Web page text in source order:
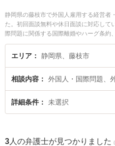
静岡県の藤枝市で外国人雇用する経営者
た。初回面談無料や休日面談に対応して
際問題に関係する国際離婚やハーグ条約
み検索もでき便利です。特に弁護士法人
の横田 有里弁護士や弁護士法人GoDo
国人雇用する経営者・会社のトラブルを
人雇用する経営者・会社のトラブル解決
い』『初回相談無料で外国人雇用する経
エリア 静岡県、藤枝市
相談内容
詳細条件 未選択
3 人の弁護士が見つかりました